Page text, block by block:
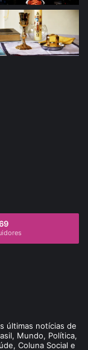
últimas notícias de
Mundo, Política,
Coluna Social e